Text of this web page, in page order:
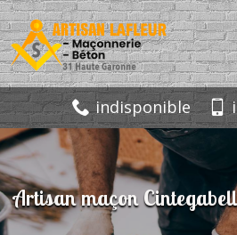
indisponible
Artisan maçon